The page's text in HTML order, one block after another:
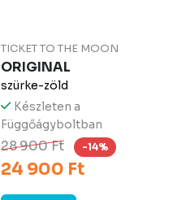
TICKET TO THE MOON
ORIGINAL
szürke-zöld
Készleten a
Függőágyboltban
28 900 Ft -14%
24 900 Ft